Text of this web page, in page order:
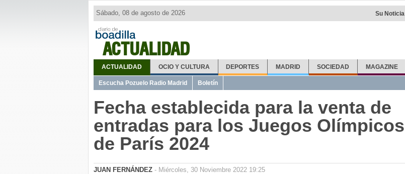
ACTUALIDAD
Sábado, 08 de agosto de 2026 Su Noticia
ACTUALIDAD OCIO Y CULTURA DEPORTES MADRID SOCIEDAD MAGAZINE
Escucha Pozuelo Radio Madrid Boletín
Fecha establecida para la venta de
entradas para los Juegos Olímpicos
de París 2024
JUAN FERNÁNDEZ - Miércoles, 30 Noviembre 2022 19:25